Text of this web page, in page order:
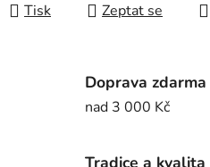
Tisk Zeptat se
Doprava zdarma
nad 3 000 Kč
Tradice a kvalita